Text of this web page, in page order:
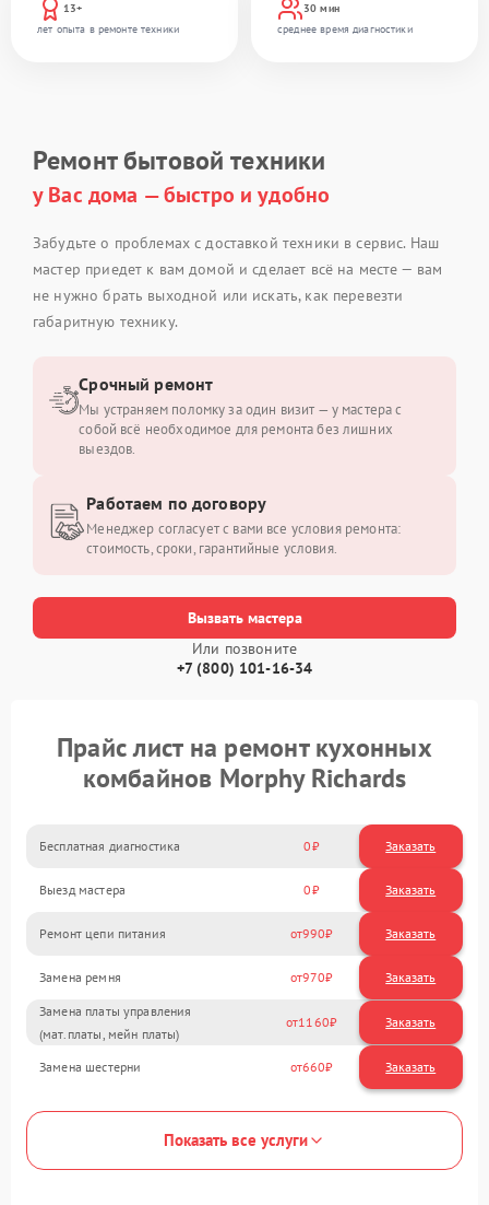
13+
лет опыта в ремонте техники
30 мин
среднее время диагностики
Ремонт бытовой техники
у Вас дома — быстро и удобно
Забудьте о проблемах с доставкой техники в сервис. Наш
мастер приедет к вам домой и сделает всё на месте — вам
не нужно брать выходной или искать, как перевезти
габаритную технику.
Вызвать мастера
Или позвоните
+7 (800) 101-16-34
Срочный ремонт
Мы устраняем поломку за один визит — у мастера с
собой всё необходимое для ремонта без лишних
выездов.
Работаем по договору
Менеджер согласует с вами все условия ремонта:
стоимость, сроки, гарантийные условия.
Прайс лист на ремонт кухонных
комбайнов Morphy Richards
Бесплатная диагностика 0 Заказать
Выезд мастера 0 Заказать
Ремонт цепи питания 990
Замена ремня 970
Замена платы управления
(мат.платы, мейн платы)
1160
Замена шестерни 660
Показать все услуги